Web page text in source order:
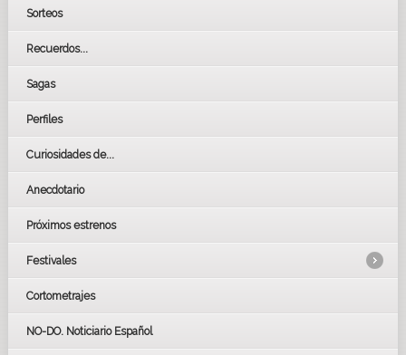
Sorteos
Recuerdos...
Sagas
Perfiles
Curiosidades de...
Anecdotario
Próximos estrenos
Festivales
LOS OSCARS
GOYAS
Cortometrajes
NO-DO. Noticiario Español